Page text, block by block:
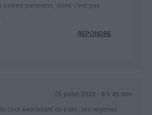
bobos parisiens, donc c’est pas
RÉPONDRE
25 juillet 2023 - 8 h 45 min
cout exorbitant du train ; les régimes